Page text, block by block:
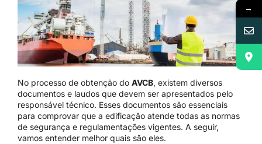
No processo de obtenção do AVCB, existem diversos
documentos e laudos que devem ser apresentados pelo
responsável técnico. Esses documentos são essenciais
para comprovar que a edificação atende todas as normas
de segurança e regulamentações vigentes. A seguir,
vamos entender melhor quais são eles.
→